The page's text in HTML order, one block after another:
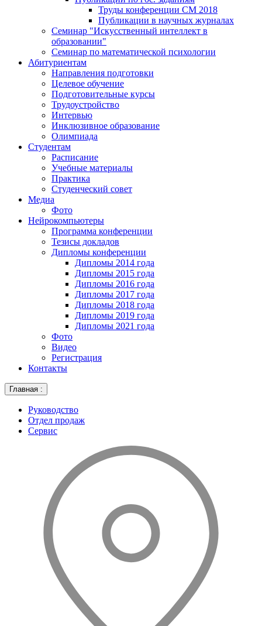
Труды конференции CM 2018
Публикации в научных журналах
Семинар "Искусственный интеллект в
образовании"
Семинар по математической психологии
Абитуриентам
Направления подготовки
Целевое обучение
Подготовительные курсы
Трудоустройство
Интервью
Инклюзивное образование
Олимпиада
Студентам
Расписание
Учебные материалы
Практика
Студенческий совет
Медиа
Фото
Нейрокомпьютеры
Программа конференции
Тезисы докладов
Дипломы конференции
Дипломы 2014 года
Дипломы 2015 года
Дипломы 2016 года
Дипломы 2017 года
Дипломы 2018 года
Дипломы 2019 года
Дипломы 2021 года
Фото
Видео
Регистрация
Контакты
Главная :
Руководство
Отдел продаж
Сервис